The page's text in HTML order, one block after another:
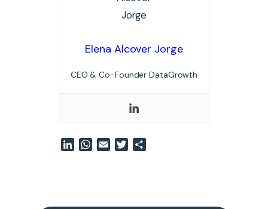
Elena Alcover Jorge
CEO & Co-Founder DataGrowth
LinkedInWhatsApp
Email Twitter